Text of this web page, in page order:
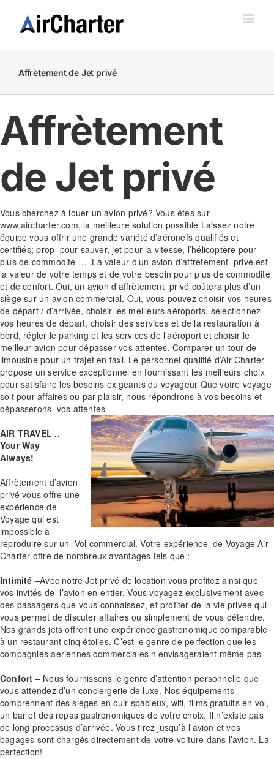
content
Affrètement de Jet privé
Affrètement
de Jet privé
Vous cherchez à louer un avion privé? Vous êtes sur
www.aircharter.com, la meilleure solution possible Laissez notre
équipe vous offrir une grande variété d’aéronefs qualifiés et
certifiés; prop pour sauver, jet pour la vitesse, l’hélicoptère pour
plus de commodité … .La valeur d’un avion d’affrètement privé est
la valeur de votre temps et de votre besoin pour plus de commodité
et de confort. Oui, un avion d’affrètement privé coûtera plus d’un
siège sur un avion commercial. Oui, vous pouvez choisir vos heures
de départ / d’arrivée, choisir les meilleurs aéroports, sélectionnez
vos heures de départ, choisir des services et de la restauration à
bord, régler le parking et les services de l’aéroport et choisir le
meilleur avion pour dépasser vos attentes. Comparer un tour de
limousine pour un trajet en taxi. Le personnel qualifié d’Air Charter
propose un service exceptionnel en fournissant les meilleurs choix
pour satisfaire les besoins exigeants du voyageur Que votre voyage
soit pour affaires ou par plaisir, nous répondrons à vos besoins et
dépasserons vos attentes
AIR TRAVEL ..
Your Way
Always!
Affrètement d’avion
privé vous offre une
expérience de
Voyage qui est
impossible à
reproduire sur un Vol commercial. Votre expérience de Voyage Air
Charter offre de nombreux avantages tels que :
Intimité –Avec notre Jet privé de location vous profitez ainsi que
vos invités de l’avion en entier. Vous voyagez exclusivement avec
des passagers que vous connaissez, et profiter de la vie privée qui
vous permet de discuter affaires ou simplement de vous détendre.
Nos grands jets offrent une expérience gastronomique comparable
à un restaurant cinq étoiles. C’est le genre de perfection que les
compagnies aériennes commerciales n’envisageraient même pas
Confort – Nous fournissons le genre d’attention personnelle que
vous attendez d’un conciergerie de luxe. Nos équipements
comprennent des sièges en cuir spacieux, wifi, films gratuits en vol,
un bar et des repas gastronomiques de votre choix. Il n’existe pas
de long processus d’arrivée. Vous tirez jusqu’à l’avion et vos
bagages sont chargés directement de votre voiture dans l’avion. La
perfection!